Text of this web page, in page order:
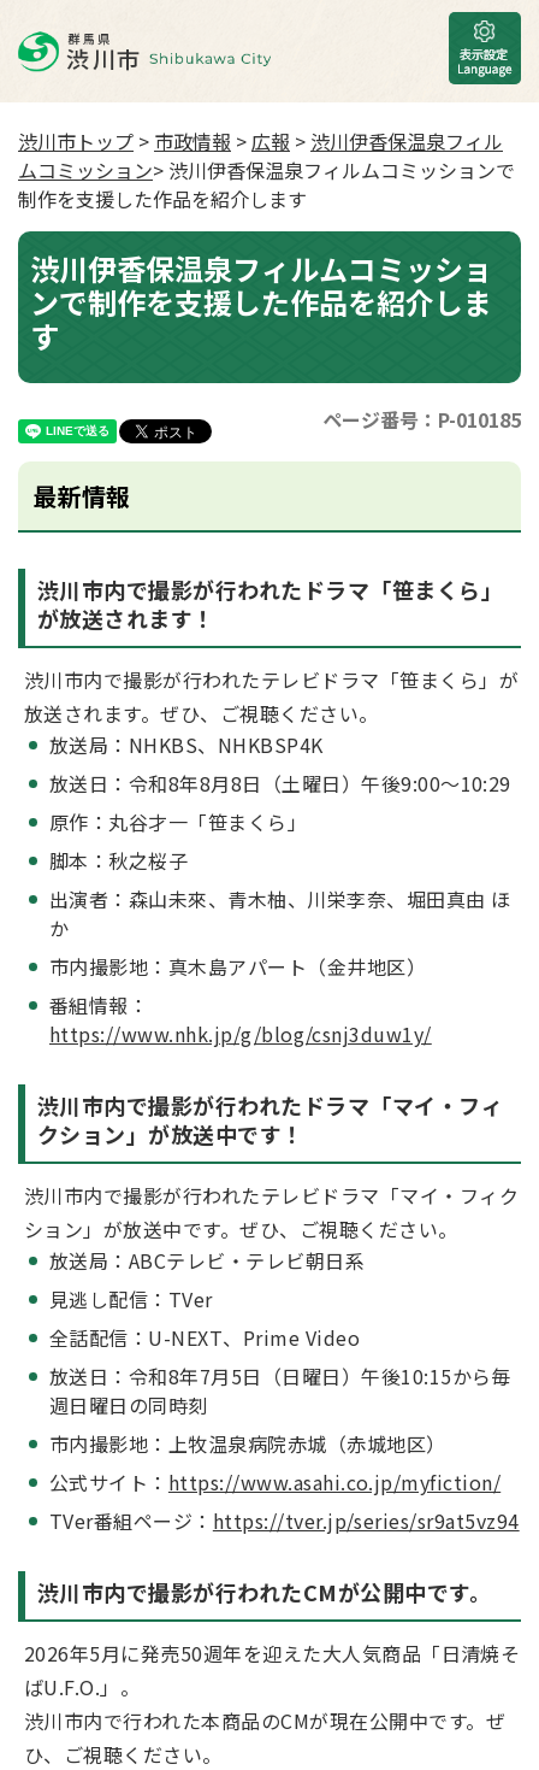
渋川市トップ > 市政情報 >広報 > 渋川伊香保温泉フィル
ムコミッション> 渋川伊香保温泉フィルムコミッションで
制作を支援した作品を紹介します
渋川伊香保温泉フィルムコミッショ
ンで制作を支援した作品を紹介しま
す
ページ番号：P-010185
最新情報
渋川市内で撮影が行われたドラマ「笹まくら」
が放送されます！
渋川市内で撮影が行われたテレビドラマ「笹まくら」が
放送されます。ぜひ、ご視聴ください。
放送局：NHKBS、NHKBSP4K
放送日：令和8年8月8日（土曜日）午後9:00～10:29
原作：丸谷才一「笹まくら」
脚本：秋之桜子
出演者：森山未來、青木柚、川栄李奈、堀田真由 ほ
か
市内撮影地：真木島アパート（金井地区）
番組情報：
https://www.nhk.jp/g/blog/csnj3duw1y/
渋川市内で撮影が行われたドラマ「マイ・フィ
クション」が放送中です！
渋川市内で撮影が行われたテレビドラマ「マイ・フィク
ション」が放送中です。ぜひ、ご視聴ください。
放送局：ABCテレビ・テレビ朝日系
見逃し配信：TVer
全話配信：U-NEXT、Prime Video
放送日：令和8年7月5日（日曜日）午後10:15から毎
週日曜日の同時刻
市内撮影地：上牧温泉病院赤城（赤城地区）
公式サイト： https://www.asahi.co.jp/myfiction/
TVer番組ページ： https://tver.jp/series/sr9at5vz94
渋川市内で撮影が行われたCMが公開中です。
2026年5月に発売50週年を迎えた大人気商品「日清焼そ
ばU.F.O.」。
渋川市内で行われた本商品のCMが現在公開中です。ぜ
ひ、ご視聴ください。